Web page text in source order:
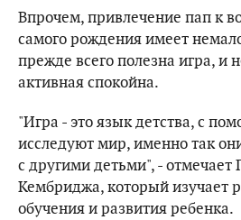
Впрочем, привлечение пап к
самого рождения имеет
прежде всего полезна игра, и
активная спокойна.
"Игра - это язык детства, с
исследуют мир, именно так
с другими детьми", -
Кембриджа, который изучает
обучения и развития ребенка.